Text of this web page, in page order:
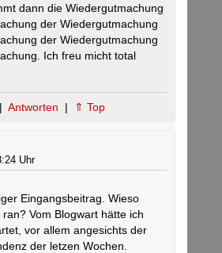
dann die Wiedergutmachung
der Wiedergutmachung
der Wiedergutmachung
Ich freu micht total
| Antworten | ⇑ Top
Uhr
Eingangsbeitrag. Wieso
Vom Blogwart hätte ich
vor allem angesichts der
der letzen Wochen.